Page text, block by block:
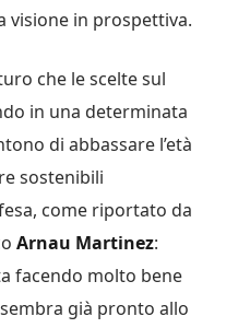
visione in prospettiva.
che le scelte sul
in una determinata
di abbassare l’età
sostenibili
come riportato da
Arnau Martinez:
facendo molto bene
già pronto allo